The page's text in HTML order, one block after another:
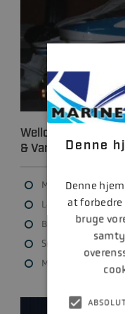
Wellcraft 18 SL
& Variant 1500 kg
Mærke: Wellcraft
Længde: 5.49 m
Bredde: 2.18 m
Søsat år: 1992
Motorfabrikat:
Denne
Denne
at forbedre
bruge